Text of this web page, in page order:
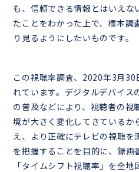
も、信頼できる情報とはいえな
たことをわかった上で、標本調
り見るようにしたいものです。
この視聴率調査、2020年3月
れています。デジタルデバイス
の普及などにより、視聴者の視
境が大きく変化してきているか
え、より正確にテレビの視聴
を把握することを目的に、録画
「タイムシフト視聴率」を全